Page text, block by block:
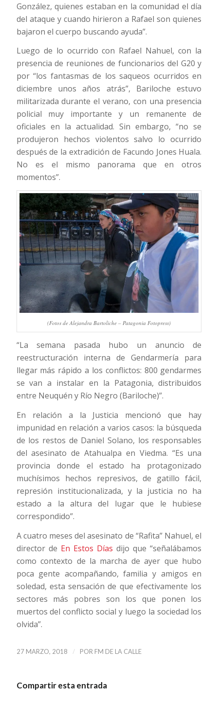
González, quienes estaban en la comunidad el día
del ataque y cuando hirieron a Rafael son quienes
bajaron el cuerpo buscando ayuda”.
Luego de lo ocurrido con Rafael Nahuel, con la
presencia de reuniones de funcionarios del G20 y
por “los fantasmas de los saqueos ocurridos en
diciembre unos años atrás”, Bariloche estuvo
militarizada durante el verano, con una presencia
policial muy importante y un remanente de
oficiales en la actualidad. Sin embargo, “no se
produjeron hechos violentos salvo lo ocurrido
después de la extradición de Facundo Jones Huala.
No es el mismo panorama que en otros
momentos”.
(Fotos de Alejandra Bartoliche – Patagonia Fotopress)
“La semana pasada hubo un anuncio de
reestructuración interna de Gendarmería para
llegar más rápido a los conflictos: 800 gendarmes
se van a instalar en la Patagonia, distribuidos
entre Neuquén y Río Negro (Bariloche)”.
En relación a la Justicia mencionó que hay
impunidad en relación a varios casos: la búsqueda
de los restos de Daniel Solano, los responsables
del asesinato de Atahualpa en Viedma. “Es una
provincia donde el estado ha protagonizado
muchísimos hechos represivos, de gatillo fácil,
represión institucionalizada, y la justicia no ha
estado a la altura del lugar que le hubiese
correspondido”.
A cuatro meses del asesinato de “Rafita” Nahuel, el
director de En Estos Días dijo que “señalábamos
como contexto de la marcha de ayer que hubo
poca gente acompañando, familia y amigos en
soledad, esta sensación de que efectivamente los
sectores más pobres son los que ponen los
muertos del conflicto social y luego la sociedad los
olvida”.
27 MARZO, 2018 / POR FM DE LA CALLE
Compartir esta entrada